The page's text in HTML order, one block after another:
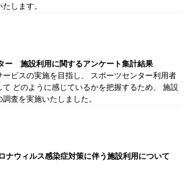
します。
ー 施設利用に関するアンケート集計結果
ビスの実施を目指し、 スポーツセンター利用者
どのように感じているかを把握するため、 施設
査を実施いたしました。
ナウィルス感染症対策に伴う施設利用について